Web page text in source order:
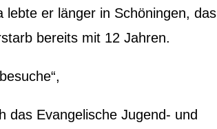
lebte er länger in Schöningen, das
bereits mit 12 Jahren.
das Evangelische Jugend- und